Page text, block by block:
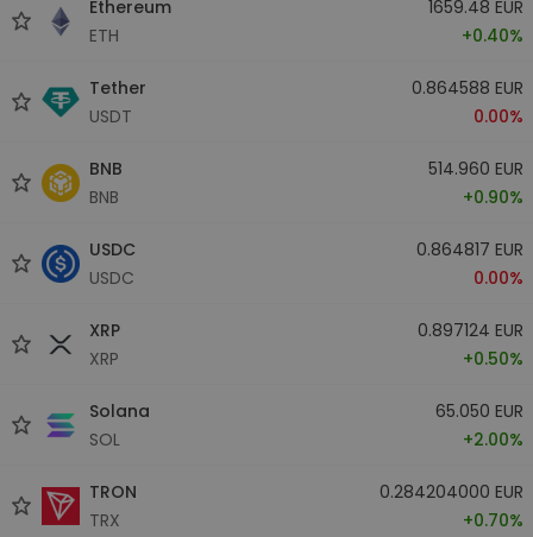
Ethereum
ETH
1659.48 EUR
+0.40%
Tether
USDT
0.864588 EUR
0.00%
BNB
BNB
514.960 EUR
+0.90%
USDC
USDC
0.864817 EUR
0.00%
XRP
XRP
0.897124 EUR
+0.50%
Solana
SOL
65.050 EUR
+2.00%
TRON
TRX
0.284204000 EUR
+0.70%